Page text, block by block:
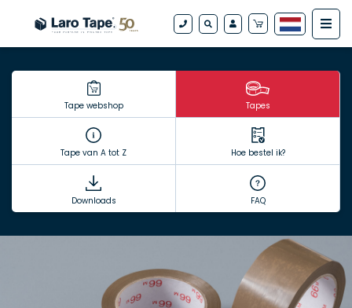
Tape webshop Tapes
Tape van A tot Z Hoe bestel ik?
Downloads FAQ